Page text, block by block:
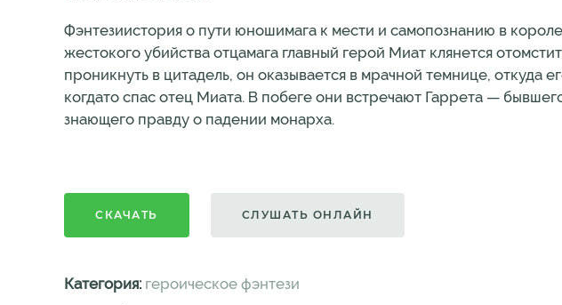
Фэнтезиистория о пути юношимага к мести и самопознанию в
жестокого убийства отцамага главный герой Миат клянется
проникнуть в цитадель, он оказывается в мрачной темнице, откуда
когдато спас отец Миата. В побеге они встречают Гаррета —
знающего правду о падении монарха.
СКАЧАТЬ СЛУШАТЬ ОНЛАЙН
Категория: героическое фэнтези